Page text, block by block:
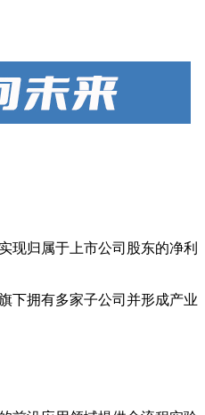
现归属于上市公司股东的净利
下拥有多家子公司并形成产业